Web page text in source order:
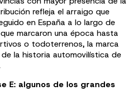
refleja el arraigo que
en España a lo largo de
marcaron una época hasta
o todoterrenos, la marca
la historia automovilística de
E: algunos de los grandes